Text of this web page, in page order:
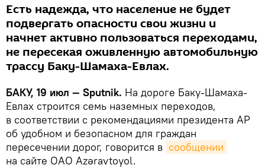
Есть надежда, что население не будет
подвергать опасности свои жизни и
начнет активно пользоваться переходами,
не пересекая оживленную автомобильную
трассу Баку-Шамаха-Евлах.
БАКУ, 19 июл — Sputnik. На дороге Баку-Шамаха-
Евлах строится семь наземных переходов,
в соответствии с рекомендациями президента АР
об удобном и безопасном для граждан
пересечении дорог, говорится в сообщении
на сайте ОАО Azəravtoyol.